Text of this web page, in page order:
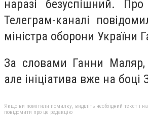
наразі безуспішний.
Телеграм-каналі
міністра оборони України
За словами Ганни Маляр,
але ініціатива вже на боці
Якщо ви помітили помилку, виділіть необхідний текст і
повідомити про це редакцію